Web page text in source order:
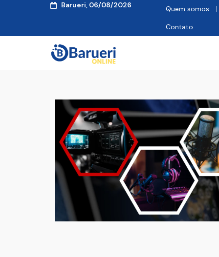
Barueri, 06/08/2026 Quem somos
Contato